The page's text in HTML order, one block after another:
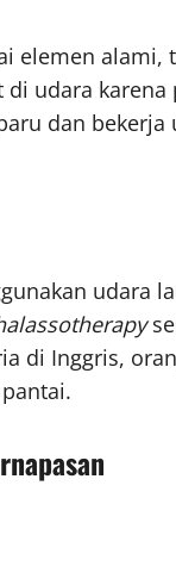
elemen alami,
udara karena
dan bekerja
udara
di Inggris,